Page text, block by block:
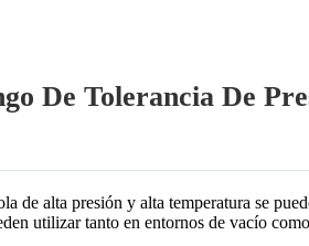
De Tolerancia De
de alta presión y alta temperatura se
utilizar tanto en entornos de vacío